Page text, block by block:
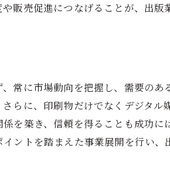
販売促進につなげることが、出版
常に市場動向を把握し、需要の
らに、印刷物だけでなくデジタ
を築き、信頼を得ることも成功
ントを踏まえた事業展開を行い